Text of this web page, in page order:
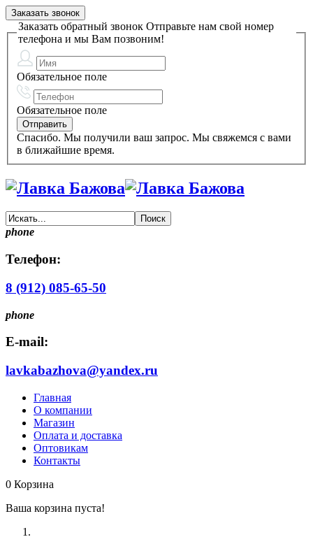
Заказать звонок
Заказать обратный звонок Отправьте нам свой номер
телефона и мы Вам позвоним!
Обязательное поле
Обязательное поле
Спасибо. Мы получили ваш запрос. Мы свяжемся с вами
в ближайшие время.
phone
Телефон:
8 (912) 085-65-50
phone
E-mail:
lavkabazhova@yandex.ru
Главная
О компании
Магазин
Оплата и доставка
Оптовикам
Контакты
0 Корзина
Ваша корзина пуста!